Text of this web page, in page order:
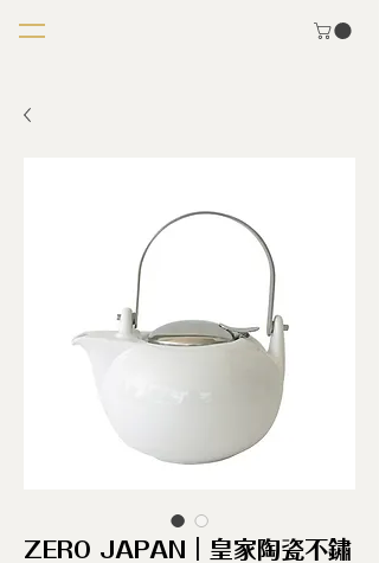
ZERO JAPAN｜皇家陶瓷不鏽